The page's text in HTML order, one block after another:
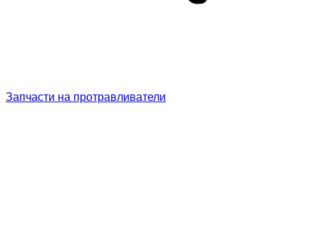
Запчасти на протравливатели